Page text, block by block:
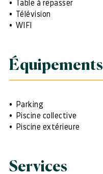
Table à repasser
Télévision
WIFI
Équipements
Parking
Piscine collective
Piscine extérieure
Services